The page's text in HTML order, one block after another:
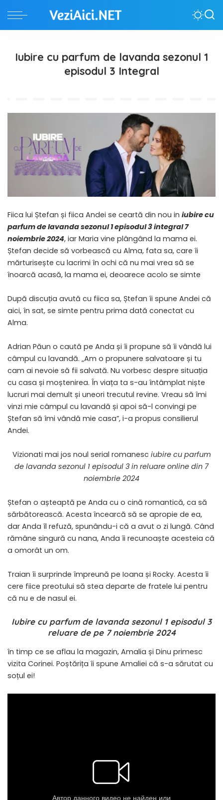
Iubire cu parfum de lavanda sezonul 1
episodul 3 Integral
Fiica lui Ștefan și fiica Andei se ceartă din nou in iubire cu
parfum de lavanda sezonul 1 episodul 3 integral 7
noiembrie 2024, iar Maria vine plângând la mama ei.
Ștefan decide să vorbească cu Alma, fata sa, care îi
mărturisește cu lacrimi în ochi că nu mai vrea să se
înoarcă acasă, la mama ei, deoarece acolo se simte
După discuția avută cu fiica sa, Ștefan îi spune Andei că
aici, în sat, se simte pentru prima dată conectat cu
Alma.
Adrian Păun o caută pe Anda și îi propune să îi vândă lui
câmpul cu lavandă. „Am o propunere salvatoare și tu
cam ai nevoie să fii salvată. Nu vorbesc despre situația
cu casa și moștenirea. În viața ta s-au întâmplat niște
lucruri mai demult și uneori trecutul revine. Vreau să îmi
vinzi mie câmpul cu lavandă și apoi să-l convingi pe
Ștefan să îmi vândă mie casa”, i-a propus consilierul
Andei.
Vizionati mai jos noul serial romanesc iubire cu parfum
de lavanda sezonul 1 episodul 3 in reluare online din 7
noiembrie 2024
Ștefan o așteaptă pe Anda cu o cină romantică, ca să
sărbătorească. Acesta încearcă să se apropie de ea,
dar Anda îl refuză, spunându-i că a avut o zi lungă. Când
rămâne singură cu nana, Anda îi recunoaște acesteia că
a omorât un om.
Traian îi surprinde împreună pe Ioana și Rocky. Acesta îi
cere fiice preotului să stea departe de fratele lui pentru
că nu e de nasul ei.
Iubire cu parfum de lavanda sezonul 1 episodul 3
reluare de pe 7 noiembrie 2024
în timp ce se aflau la magazin, Amalia și Dinu primesc
vizita Corinei. Poștărița îi spune Amaliei că s-a sărutat cu
soțul ei!